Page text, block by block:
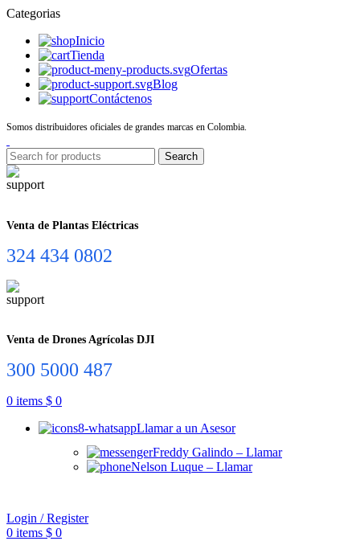
Categorias
Inicio
Tienda
Ofertas
Blog
Contáctenos
Somos distribuidores oficiales de grandes marcas en Colombia.
Search
Venta de Plantas Eléctricas
324 434 0802
Venta de Drones Agrícolas DJI
300 5000 487
0 items $ 0
Llamar a un Asesor
Freddy Galindo – Llamar
Nelson Luque – Llamar
Login / Register
0 items $ 0